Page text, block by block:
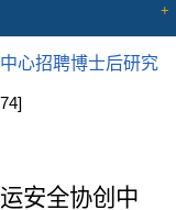
+
心招聘博士后研究
]
安全协创中